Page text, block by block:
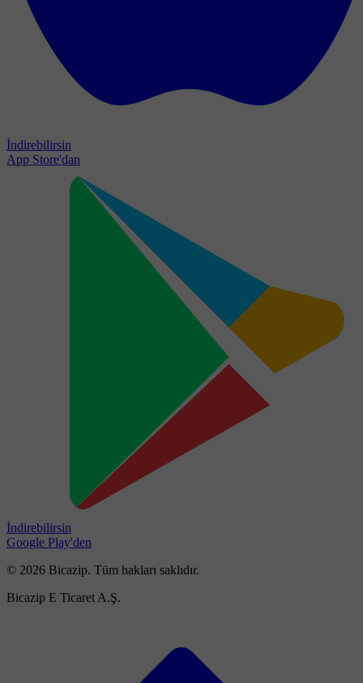
İndirebilirsin
App Store'dan
İndirebilirsin
Google Play'den
© 2026 Bicazip. Tüm hakları saklıdır.
Bicazip E Ticaret A.Ş.